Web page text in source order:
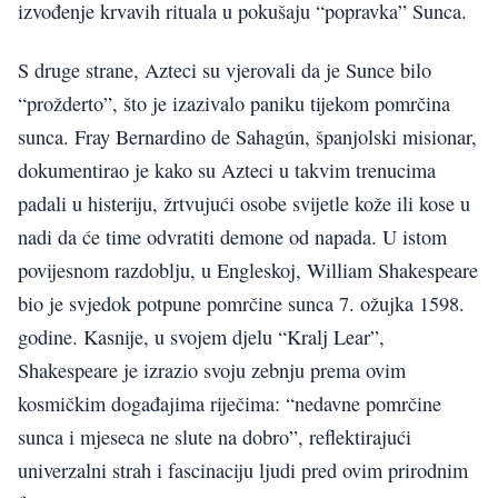
izvođenje krvavih rituala u pokušaju “popravka” Sunca.
S druge strane, Azteci su vjerovali da je Sunce bilo
“prožderto”, što je izazivalo paniku tijekom pomrčina
sunca. Fray Bernardino de Sahagún, španjolski misionar,
dokumentirao je kako su Azteci u takvim trenucima
padali u histeriju, žrtvujući osobe svijetle kože ili kose u
nadi da će time odvratiti demone od napada. U istom
povijesnom razdoblju, u Engleskoj, William Shakespeare
bio je svjedok potpune pomrčine sunca 7. ožujka 1598.
godine. Kasnije, u svojem djelu “Kralj Lear”,
Shakespeare je izrazio svoju zebnju prema ovim
kosmičkim događajima riječima: “nedavne pomrčine
sunca i mjeseca ne slute na dobro”, reflektirajući
univerzalni strah i fascinaciju ljudi pred ovim prirodnim